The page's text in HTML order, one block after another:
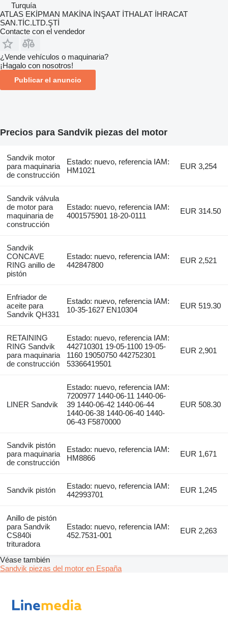
Turquía
ATLAS EKİPMAN MAKİNA İNŞAAT İTHALAT İHRACAT
SAN.TİC.LTD.ŞTİ
Contacte con el vendedor
¿Vende vehículos o maquinaria?
¡Hagalo con nosotros!
Publicar el anuncio
Precios para Sandvik piezas del motor
Sandvik motor
para maquinaria
de construcción
Estado: nuevo, referencia IAM:
HM1021
EUR 3,254
Sandvik válvula
de motor para
maquinaria de
construcción
Estado: nuevo, referencia IAM:
4001575901 18-20-0111
EUR 314.50
Sandvik
CONCAVE
RING anillo de
pistón
Estado: nuevo, referencia IAM:
442847800
EUR 2,521
Enfriador de
aceite para
Sandvik QH331
Estado: nuevo, referencia IAM:
10-35-1627 EN10304
EUR 519.30
RETAINING
RING Sandvik
para maquinaria
de construcción
Estado: nuevo, referencia IAM:
442710301 19-05-1100 19-05-
1160 19050750 442752301
53366419501
EUR 2,901
LINER Sandvik
Estado: nuevo, referencia IAM:
7200977 1440-06-11 1440-06-
39 1440-06-42 1440-06-44
1440-06-38 1440-06-40 1440-
06-43 F5870000
EUR 508.30
Sandvik pistón
para maquinaria
de construcción
Estado: nuevo, referencia IAM:
HM8866
EUR 1,671
Sandvik pistón
Estado: nuevo, referencia IAM:
442993701
EUR 1,245
Anillo de pistón
para Sandvik
CS840i
trituradora
Estado: nuevo, referencia IAM:
452.7531-001
EUR 2,263
Véase también
Sandvik piezas del motor en España